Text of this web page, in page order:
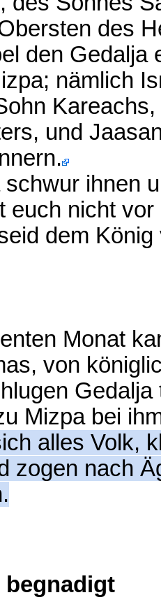
des
den Gedalja
nämlich
und
ihnen
euch nicht
dem
Monat
von
Mizpa bei
alles Volk,
zogen nach